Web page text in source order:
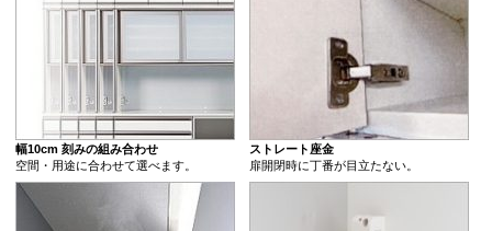
幅10cm 刻みの組み合わせ
空間・用途に合わせて選べます。
ストレート座金
扉開閉時に丁番が目立たない。